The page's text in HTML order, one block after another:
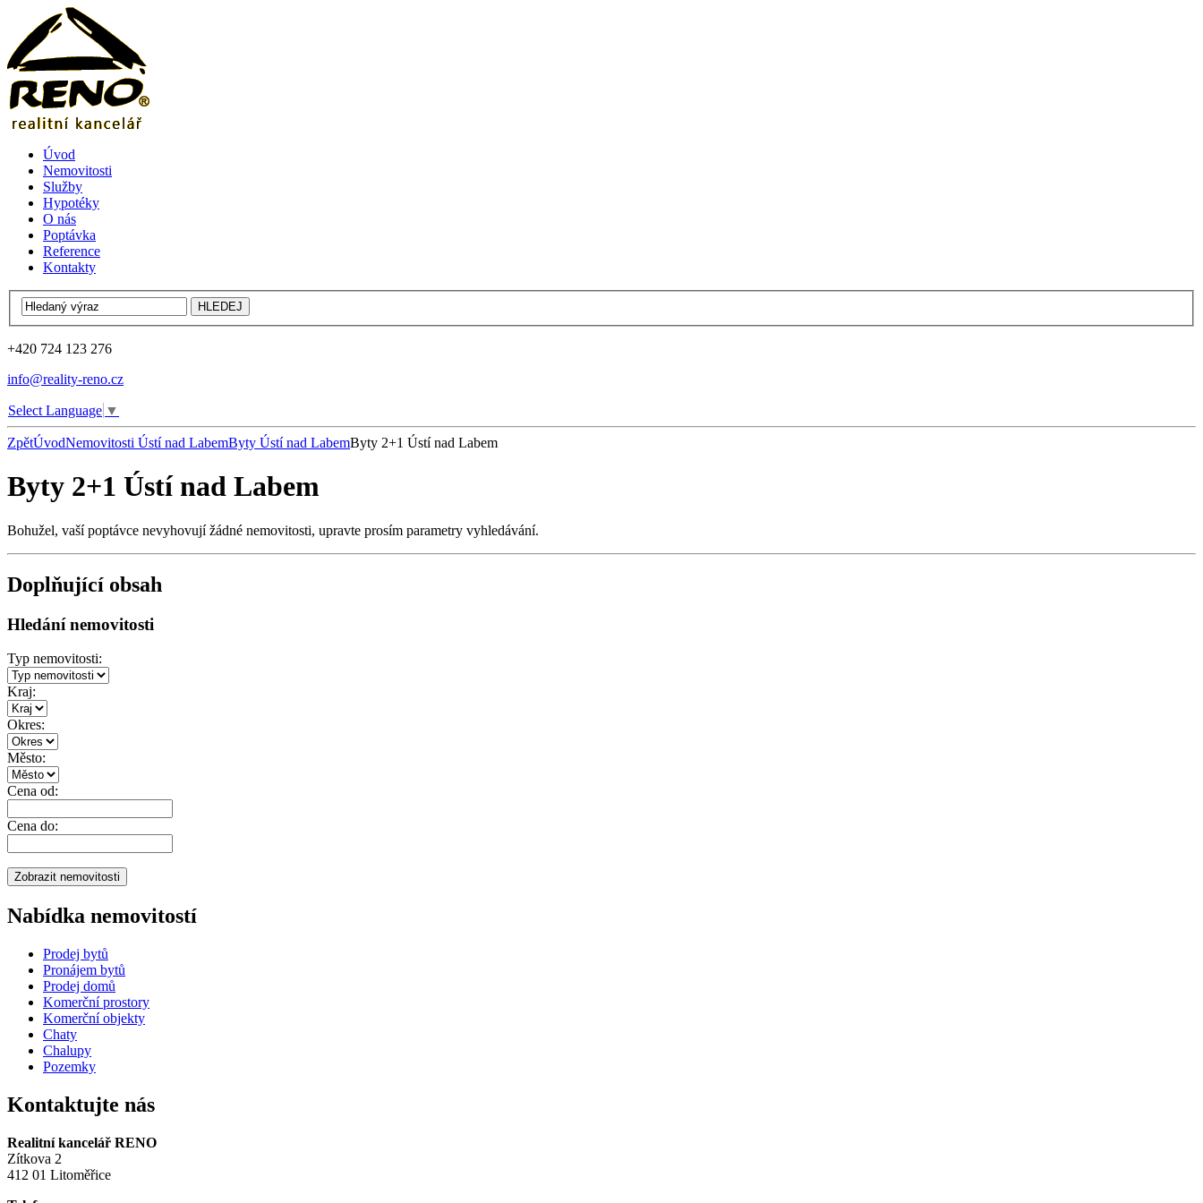
Úvod
Nemovitosti
Služby
Hypotéky
O nás
Poptávka
Reference
Kontakty
+420 724 123 276
info@reality-reno.cz
Select Language ▼
ZpětÚvodNemovitosti Ústí nad LabemByty Ústí nad LabemByty 2+1 Ústí nad Labem
Byty 2+1 Ústí nad Labem
Bohužel, vaší poptávce nevyhovují žádné nemovitosti, upravte prosím parametry vyhledávání.
Doplňující obsah
Hledání nemovitosti
Typ nemovitosti:
Kraj:
Okres:
Město:
Cena od:
Cena do:
Nabídka nemovitostí
Prodej bytů
Pronájem bytů
Prodej domů
Komerční prostory
Komerční objekty
Chaty
Chalupy
Pozemky
Kontaktujte nás
Realitní kancelář RENO
Zítkova 2
412 01 Litoměřice